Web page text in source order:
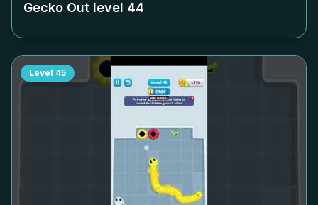
Gecko Out level 44
Level 45